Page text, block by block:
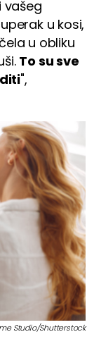
vašeg
u kosi,
u obliku
To su sve
",
Studio/Shutterstock